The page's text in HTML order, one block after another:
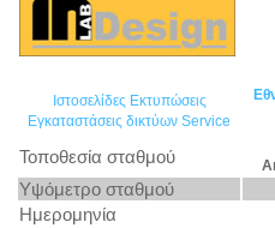
Ιστοσελίδες Εκτυπώσεις
Εγκαταστάσεις δικτύων Service
Τοποθεσία σταθμού
Υψόμετρο σταθμού
Ημερομηνία